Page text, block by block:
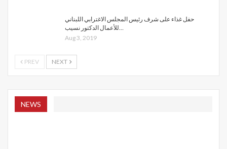
حفل غذاء على شرف رئيس المجلس الاغترابي اللبناني
للأعمال الدكتور نسيب…
Aug 3, 2019
PREV NEXT
NEWS